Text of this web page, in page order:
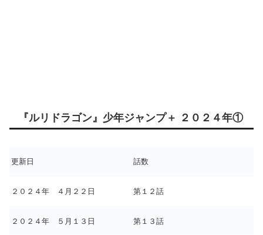
『ルリドラゴン』少年ジャンプ＋ ２０２４年①
更新日 話数
２０２４年 ４月２２日 第１２話
２０２４年 ５月１３日 第１３話